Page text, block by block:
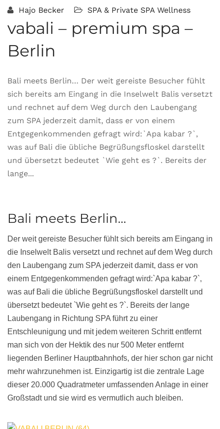
Hajo Becker SPA & Private SPA Wellness
vabali – premium spa –
Berlin
Bali meets Berlin… Der weit gereiste Besucher fühlt
sich bereits am Eingang in die Inselwelt Balis versetzt
und rechnet auf dem Weg durch den Laubengang
zum SPA jederzeit damit, dass er von einem
Entgegenkommenden gefragt wird:`Apa kabar ?`,
was auf Bali die übliche Begrüßungsfloskel darstellt
und übersetzt bedeutet `Wie geht es ?`. Bereits der
lange...
Bali meets Berlin…
Der weit gereiste Besucher fühlt sich bereits am Eingang in
die Inselwelt Balis versetzt und rechnet auf dem Weg durch
den Laubengang zum SPA jederzeit damit, dass er von
einem Entgegenkommenden gefragt wird:`Apa kabar ?`,
was auf Bali die übliche Begrüßungsfloskel darstellt und
übersetzt bedeutet `Wie geht es ?`. Bereits der lange
Laubengang in Richtung SPA führt zu einer
Entschleunigung und mit jedem weiteren Schritt entfernt
man sich von der Hektik des nur 500 Meter entfernt
liegenden Berliner Hauptbahnhofs, der hier schon gar nicht
mehr wahrzunehmen ist. Einzigartig ist die zentrale Lage
dieser 20.000 Quadratmeter umfassenden Anlage in einer
Großstadt und sie wird es vermutlich auch bleiben.